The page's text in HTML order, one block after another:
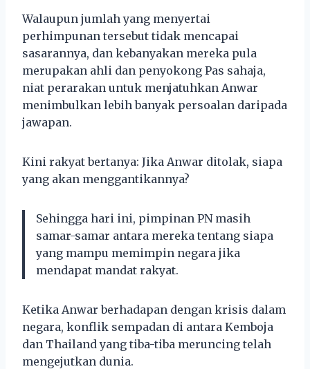
Walaupun jumlah yang menyertai
perhimpunan tersebut tidak mencapai
sasarannya, dan kebanyakan mereka pula
merupakan ahli dan penyokong Pas sahaja,
niat perarakan untuk menjatuhkan Anwar
menimbulkan lebih banyak persoalan daripada
jawapan.
Kini rakyat bertanya: Jika Anwar ditolak, siapa
yang akan menggantikannya?
Sehingga hari ini, pimpinan PN masih
samar-samar antara mereka tentang siapa
yang mampu memimpin negara jika
mendapat mandat rakyat.
Ketika Anwar berhadapan dengan krisis dalam
negara, konflik sempadan di antara Kemboja
dan Thailand yang tiba-tiba meruncing telah
mengejutkan dunia.